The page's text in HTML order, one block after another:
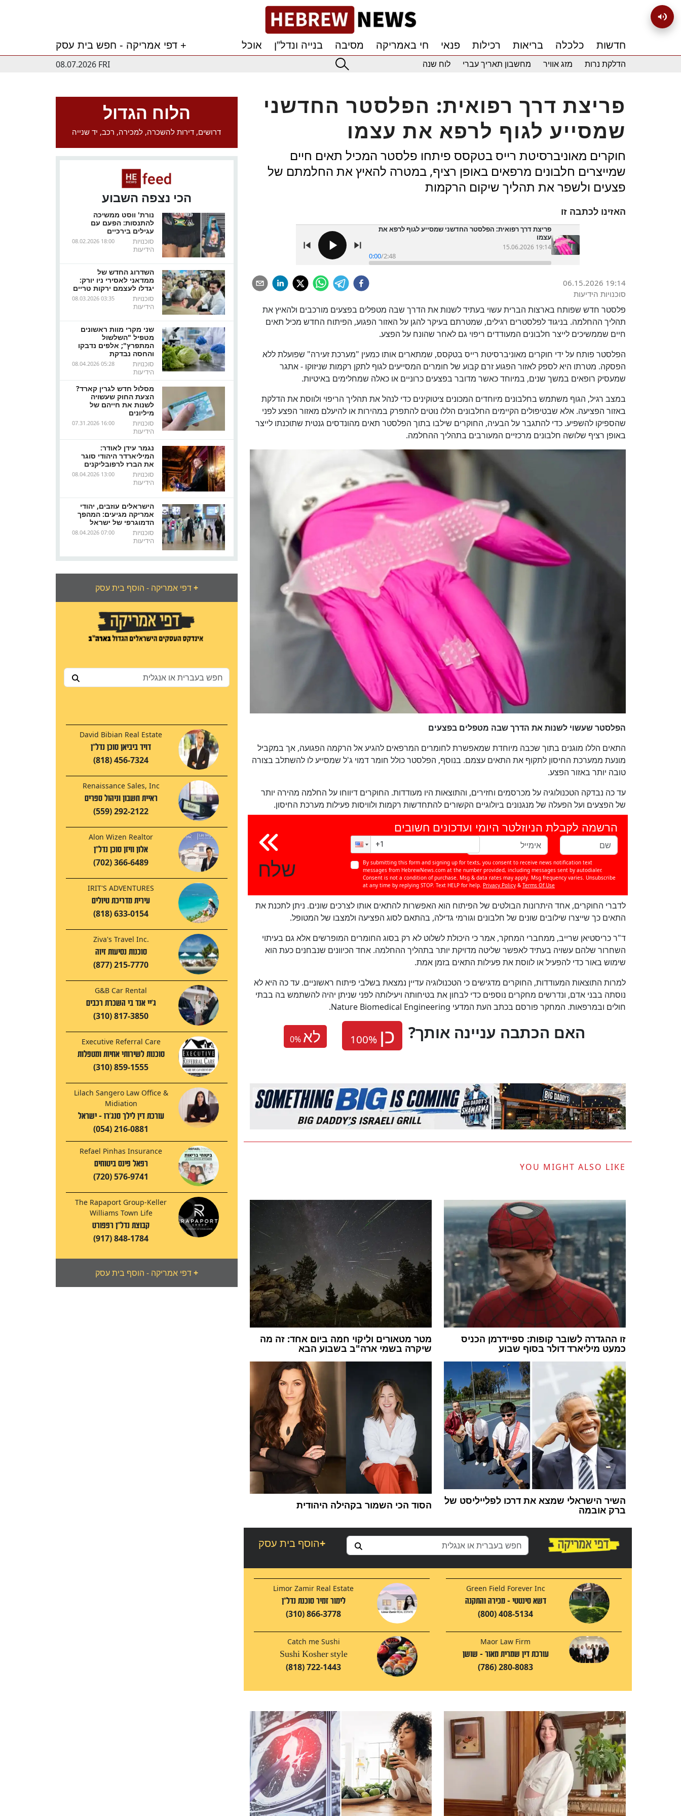
דפי אמריקה - חפש בית עסק + חדשות כלכלה בריאות רכילות פנאי חי באמריקה מסיבה בנייה ונדל”ן
אוכל
08.07.2026 FRI
הדלקת נרות מזג אוויר מחשבון תאריך עברי לוח שנה
הלוח הגדול
דרושים, דירות להשכרה, למכירה, רכב, יד שנייה
הכי נצפה השבוע
נורת' ווסט ממשיכה
להתנסות: הפעם עם
עגילים בירכיים
08.02.2026 18:00
סוכנויות
הידיעות
השדרוג החדש של
ממדאני לאסירי ניו יורק:
יגדלו לעצמם ירקות טריים
08.03.2026 03:35
סוכנויות
הידיעות
שני מקרי מוות ראשונים
מטפיל "השלשול
המתפרץ"; אלפים נדבקו
והחסה נבדקת
08.04.2026 05:28
סוכנויות
הידיעות
מסלול חדש לגרין קארד?
הצעת החוק שעשויה
לשנות את חייהם של
מיליונים
07.31.2026 16:00
סוכנויות
הידיעות
נגמר עידן לאודר:
המיליארדר היהודי סוגר
את הברז לרפובליקנים
08.04.2026 13:00
סוכנויות
הידיעות
הישראלים עוזבים, יהודי
אמריקה מגיעים: המהפך
הדמוגרפי של ישראל
08.04.2026 07:00
סוכנויות
הידיעות
דפי אמריקה - הוסף בית עסק+
David Bibian Real Estate
דויד ביביאן סוכן נדל"ן
(818) 456-7324
Renaissance Sales, Inc
ראיית חשבון וניהול ספרים
(559) 292-2122
Alon Wizen Realtor
אלון וויזן סוכן נדל"ן
(702) 366-6489
IRIT'S ADVENTURES
עירית מדריכת טיולים
(818) 633-0154
Ziva's Travel Inc.
סוכנות נסיעות זיוה
(877) 215-7770
G&B Car Rental
ג'יי אנד בי השכרת רכבים
(310) 817-3850
Executive Referral Care
סוכנות לשירותי אחיות ומטפלות
(310) 859-1555
Lilach Sangero Law Office &
Midiation
עורכת דין לילך סנג'רו - ישראל
(054) 216-0881
Refael Pinhas Insurance
רפאל פינס ביטוחים
(720) 576-9741
The Rapaport Group-Keller
Williams Town Life
קבוצת נדל"ן רפפורט
(917) 848-1784
דפי אמריקה - הוסף בית עסק+
פריצת דרך רפואית: הפלסטר החדשני
שמסייע לגוף לרפא את עצמו
חוקרים מאוניברסיטת רייס בטקסס פיתחו פלסטר המכיל תאים חיים
שמייצרים חלבונים מרפאים באופן רציף, במטרה להאיץ את החלמתם של
פצעים ולשפר את תהליך שיקום הרקמות
האזינו לכתבה זו
פריצת דרך רפואית: הפלסטר החדשני שמסייע לגוף לרפא את
עצמו
15.06.2026 19:14
0:00/2:48
06.15.2026 19:14
סוכנויות הידיעות
פלסטר חדש שפותח בארצות הברית עשוי בעתיד לשנות את הדרך שבה מטפלים בפצעים מורכבים ולהאיץ את
תהליך ההחלמה. בניגוד לפלסטרים רגילים, שמטרתם בעיקר להגן על האזור הפגוע, הפיתוח החדש מכיל תאים
חיים שממשיכים לייצר חלבונים המעודדים ריפוי גם לאחר שהונח על הפצע.
הפלסטר פותח על ידי חוקרים מאוניברסיטת רייס בטקסס, שמתארים אותו כמעין "מערכת זעירה" שפועלת ללא
הפסקה. מטרתו היא לספק לאזור הפגוע זרם קבוע של חומרים המסייעים לגוף לתקן רקמות שניזוקו - אתגר
שמעסיק רופאים במשך שנים, במיוחד כאשר מדובר בפצעים כרוניים או כאלה שמחלימים באיטיות.
במצב רגיל, הגוף משתמש בחלבונים מיוחדים המכונים ציטוקינים כדי לנהל את תהליך הריפוי ולווסת את הדלקת
באזור הפציעה. אלא שבטיפולים הקיימים החלבונים הללו נוטים להתפרק במהירות או להיעלם מאזור הפצע לפני
שהספיקו להשפיע. כדי להתגבר על הבעיה, החוקרים שילבו בתוך הפלסטר תאים מהונדסים גנטית שתוכנתו לייצר
באופן רציף שלושה חלבונים מרכזיים המעורבים בתהליך ההחלמה.
הפלסטר שעשוי לשנות את הדרך שבה מטפלים בפצעים
התאים הללו מוגנים בתוך שכבה מיוחדת שמאפשרת לחומרים המרפאים להגיע אל הרקמה הפגועה, אך במקביל
מונעת ממערכת החיסון לתקוף את התאים עצמם. בנוסף, הפלסטר כולל חומר דמוי ג'ל שמסייע לו להשתלב בצורה
טובה יותר באזור הפצע.
עד כה נבדקה הטכנולוגיה על מכרסמים וחזירים, והתוצאות היו מעודדות. החוקרים דיווחו על החלמה מהירה יותר
של הפצעים ועל הפעלה של מנגנונים ביולוגיים הקשורים להתחדשות רקמות ולוויסות פעילות מערכת החיסון.
שלח
הרשמה לקבלת הניוזלטר היומי ועדכונים חשובים
By submitting this form and signing up for texts, you consent to receive news notification text
messages from HebrewNews.com at the number provided, including messages sent by autodialer.
Consent is not a condition of purchase. Msg & data rates may apply. Msg frequency varies. Unsubscribe
at any time by replying STOP. Text HELP for help. Privacy Policy & Terms Of Use
לדברי החוקרים, אחד היתרונות הבולטים של הפיתוח הוא האפשרות להתאים אותו לצרכים שונים. ניתן לתכנת את
התאים כך שייצרו שילובים שונים של חלבונים וגורמי גדילה, בהתאם לסוג הפציעה ולמצבו של המטופל.
ד"ר כריסטיאן שרייב, ממחברי המחקר, אמר כי היכולת לשלוט לא רק בסוג החומרים המופרשים אלא גם בעיתוי
השחרור שלהם עשויה בעתיד לאפשר שליטה מדויקת יותר בתהליך ההחלמה. אחד הכיוונים שנבחנים כעת הוא
שימוש באור כדי להפעיל או לווסת את פעילות התאים בזמן אמת.
למרות התוצאות המעודדות, החוקרים מדגישים כי הטכנולוגיה עדיין נמצאת בשלבי פיתוח ראשוניים. עד כה היא לא
נוסתה בבני אדם, ונדרשים מחקרים נוספים כדי לבחון את בטיחותה ויעילותה לפני שניתן יהיה להשתמש בה בבתי
חולים ובמרפאות. המחקר פורסם בכתב העת המדעי Nature Biomedical Engineering.
0% לא
100 %כן
?האם הכתבה עניינה אותך
YOU MIGHT ALSO LIKE
מטר מטאורים וליקוי חמה ביום אחד: זה מה
שיקרה בשמי ארה"ב בשבוע הבא
זו ההגדרה לשובר קופות: ספיידרמן הכניס
כמעט מיליארד דולר בסוף שבוע
הסוד הכי השמור בקהילה היהודית השיר הישראלי שמצא את דרכו לפלייליסט של
ברק אובמה
הוסף בית עסק+
Limor Zamir Real Estate
לימור זמיר סוכנת נדל"ן
(310) 866-3778
Green Field Forever Inc
דשא סינטטי - מכירה והתקנה
(800) 408-5134
Catch me Sushi
Sushi Kosher style
(818) 722-1443
Maor Law Firm
עורכת דין שמרית מאור - שושן
(786) 280-8083